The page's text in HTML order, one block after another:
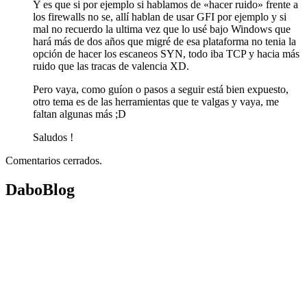
Y es que si por ejemplo si hablamos de «hacer ruido» frente a
los firewalls no se, allí hablan de usar GFI por ejemplo y si
mal no recuerdo la ultima vez que lo usé bajo Windows que
hará más de dos años que migré de esa plataforma no tenia la
opción de hacer los escaneos SYN, todo iba TCP y hacia más
ruido que las tracas de valencia XD.
Pero vaya, como guíon o pasos a seguir está bien expuesto,
otro tema es de las herramientas que te valgas y vaya, me
faltan algunas más ;D
Saludos !
Comentarios cerrados.
DaboBlog